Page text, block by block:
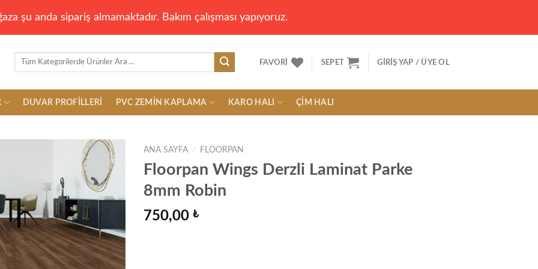
şu anda sipariş almamaktadır. Bakım çalışması yapıyoruz.
Ara:
FAVORI SEPET GIRIŞ YAP / ÜYE OL
DUVAR PROFILLERI PVC ZEMIN KAPLAMA KARO HALI ÇIM HALI
Add to
ANA SAYFA / FLOORPAN
Floorpan Wings Derzli Laminat Parke
8mm Robin
750,00 ₺